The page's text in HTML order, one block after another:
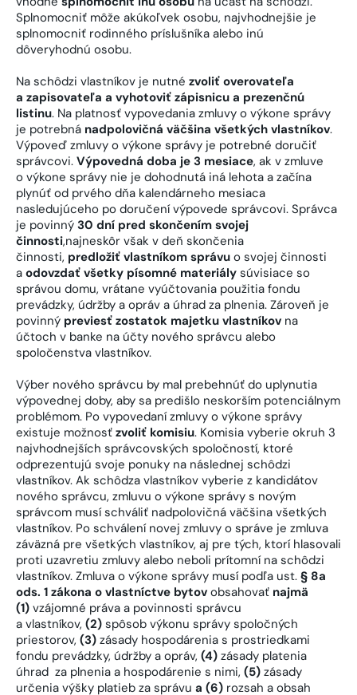
Splnomocniť môže akúkoľvek osobu, najvhodnejšie je
splnomocniť rodinného príslušníka alebo inú
dôveryhodnú osobu.
Na schôdzi vlastníkov je nutné zvoliť overovateľa
a zapisovateľa a vyhotoviť zápisnicu a prezenčnú
listinu. Na platnosť vypovedania zmluvy o výkone správy
je potrebná nadpolovičná väčšina všetkých vlastníkov.
Výpoveď zmluvy o výkone správy je potrebné doručiť
správcovi. Výpovedná doba je 3 mesiace, ak v zmluve
o výkone správy nie je dohodnutá iná lehota a začína
plynúť od prvého dňa kalendárneho mesiaca
nasledujúceho po doručení výpovede správcovi. Správca
je povinný 30 dní pred skončením svojej
činnosti,najneskôr však v deň skončenia
činnosti, predložiť vlastníkom správu o svojej činnosti
a odovzdať všetky písomné materiály súvisiace so
správou domu, vrátane vyúčtovania použitia fondu
prevádzky, údržby a opráv a úhrad za plnenia. Zároveň je
povinný previesť zostatok majetku vlastníkov na
účtoch v banke na účty nového správcu alebo
spoločenstva vlastníkov.
Výber nového správcu by mal prebehnúť do uplynutia
výpovednej doby, aby sa predišlo neskorším potenciálnym
problémom. Po vypovedaní zmluvy o výkone správy
existuje možnosť zvoliť komisiu. Komisia vyberie okruh 3
najvhodnejších správcovských spoločností, ktoré
odprezentujú svoje ponuky na následnej schôdzi
vlastníkov. Ak schôdza vlastníkov vyberie z kandidátov
nového správcu, zmluvu o výkone správy s novým
správcom musí schváliť nadpolovičná väčšina všetkých
vlastníkov. Po schválení novej zmluvy o správe je zmluva
záväzná pre všetkých vlastníkov, aj pre tých, ktorí hlasovali
proti uzavretiu zmluvy alebo neboli prítomní na schôdzi
vlastníkov. Zmluva o výkone správy musí podľa ust. § 8a
ods. 1 zákona o vlastníctve bytov obsahovať najmä
(1) vzájomné práva a povinnosti správcu
a vlastníkov, (2) spôsob výkonu správy spoločných
priestorov, (3) zásady hospodárenia s prostriedkami
fondu prevádzky, údržby a opráv, (4) zásady platenia
úhrad za plnenia a hospodárenie s nimi, (5) zásady
určenia výšky platieb za správu a (6) rozsah a obsah